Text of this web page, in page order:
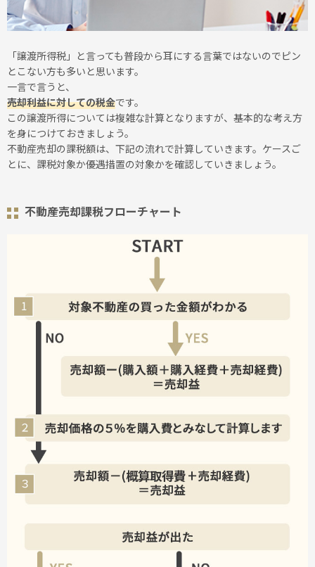
「譲渡所得税」と言っても普段から耳にする言葉ではないのでピン
とこない方も多いと思います。
一言で言うと、
売却利益に対しての税金です。
この譲渡所得については複雑な計算となりますが、基本的な考え方
を身につけておきましょう。
不動産売却の課税額は、下記の流れで計算していきます。ケースご
とに、課税対象か優遇措置の対象かを確認していきましょう。
不動産売却課税フローチャート